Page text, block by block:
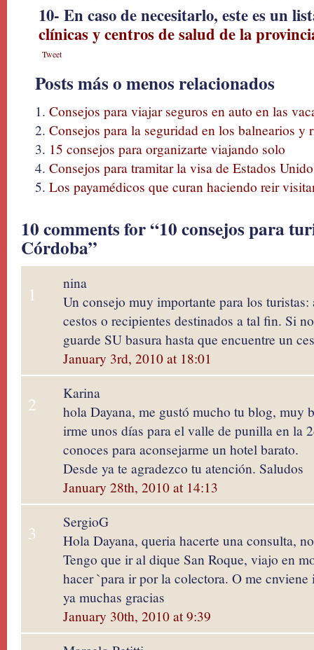
10- En caso de necesitarlo, este es un
clínicas y centros de salud de la
Tweet
Posts más o menos relacionados
Consejos para viajar seguros en auto en las
Consejos para la seguridad en los balnearios y
15 consejos para organizarte viajando solo
Consejos para tramitar la visa de Estados
Los payamédicos que curan haciendo reir
10 comments for “10 consejos para
Córdoba”
1
nina
Un consejo muy importante para los
cestos o recipientes destinados a tal fin. Si
guarde SU basura hasta que encuentre un
January 3rd, 2010 at 18:01
2
Karina
hola Dayana, me gustó mucho tu blog, muy
irme unos días para el valle de punilla en la
conoces para aconsejarme un hotel barato.
Desde ya te agradezco tu atención. Saludos
January 28th, 2010 at 14:13
3
SergioG
Hola Dayana, queria hacerte una consulta,
Tengo que ir al dique San Roque, viajo en
hacer `para ir por la colectora. O me
ya muchas gracias
January 30th, 2010 at 9:39